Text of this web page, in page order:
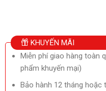
KHUYẾN MÃI
Miễn phí giao hàng toàn
phẩm khuyến mại)
Bảo hành 12 tháng hoặc